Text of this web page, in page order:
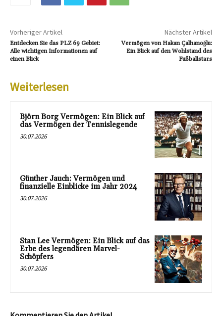
Vorheriger Artikel
Entdecken Sie das PLZ 69 Gebiet:
Alle wichtigen Informationen auf
einen Blick
Nächster Artikel
Vermögen von Hakan Çalhanoğlu:
Ein Blick auf den Wohlstand des
Fußballstars
Weiterlesen
Björn Borg Vermögen: Ein Blick auf
das Vermögen der Tennislegende
30.07.2026
Günther Jauch: Vermögen und
finanzielle Einblicke im Jahr 2024
30.07.2026
Stan Lee Vermögen: Ein Blick auf das
Erbe des legendären Marvel-
Schöpfers
30.07.2026